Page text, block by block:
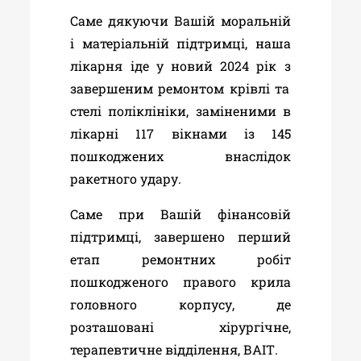
Саме дякуючи Вашій моральній
і матеріальній підтримці, наша
лікарня іде у новий 2024 рік з
завершеним ремонтом крівлі та
стелі поліклініки, заміненими в
лікарні 117 вікнами із 145
пошкоджених внаслідок
ракетного удару.
Саме при Вашій фінансовій
підтримці, завершено перший
етап ремонтних робіт
пошкодженого правого крила
головного корпусу, де
розташовані хірургічне,
терапевтичне відділення, ВАІТ.